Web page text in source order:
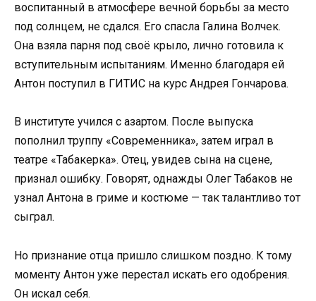
воспитанный в атмосфере вечной борьбы за место
под солнцем, не сдался. Его спасла Галина Волчек.
Она взяла парня под своё крыло, лично готовила к
вступительным испытаниям. Именно благодаря ей
Антон поступил в ГИТИС на курс Андрея Гончарова.
В институте учился с азартом. После выпуска
пополнил труппу «Современника», затем играл в
театре «Табакерка». Отец, увидев сына на сцене,
признал ошибку. Говорят, однажды Олег Табаков не
узнал Антона в гриме и костюме — так талантливо тот
сыграл.
Но признание отца пришло слишком поздно. К тому
моменту Антон уже перестал искать его одобрения.
Он искал себя.